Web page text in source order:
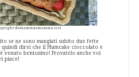
damammaamamma.net
se ne sono mangiati subito due fette
quindi direi che il Plumcake cioccolato e
venuto benissimo! Provatelo anche voi
piace!